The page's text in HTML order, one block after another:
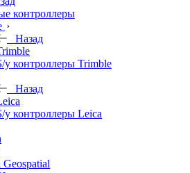
контроллеры
Назад
у контроллеры Trimble
Назад
у контроллеры Leica
Geospatial